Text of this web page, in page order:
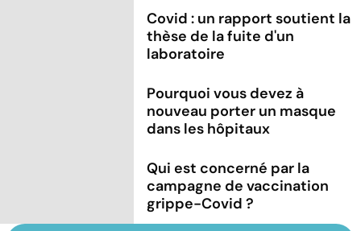
Covid : un rapport soutient la
thèse de la fuite d'un
laboratoire
Pourquoi vous devez à
nouveau porter un masque
dans les hôpitaux
Qui est concerné par la
campagne de vaccination
grippe-Covid ?